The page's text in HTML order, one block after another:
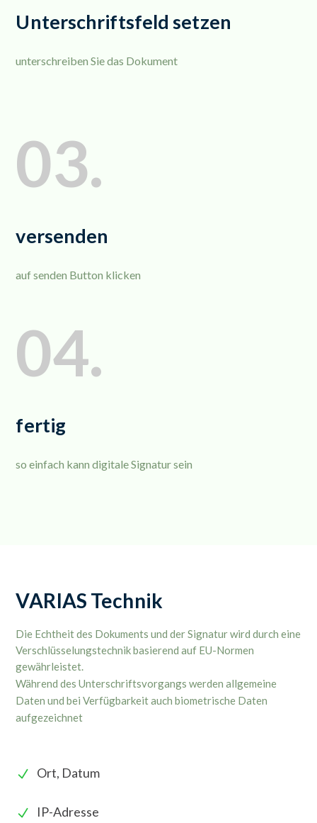
Unterschriftsfeld setzen
unterschreiben Sie das Dokument
03.
versenden
auf senden Button klicken
04.
fertig
so einfach kann digitale Signatur sein
VARIAS Technik
Die Echtheit des Dokuments und der Signatur wird durch eine
Verschlüsselungstechnik basierend auf EU-Normen
gewährleistet.
Während des Unterschriftsvorgangs werden allgemeine
Daten und bei Verfügbarkeit auch biometrische Daten
aufgezeichnet
Ort, Datum
IP-Adresse